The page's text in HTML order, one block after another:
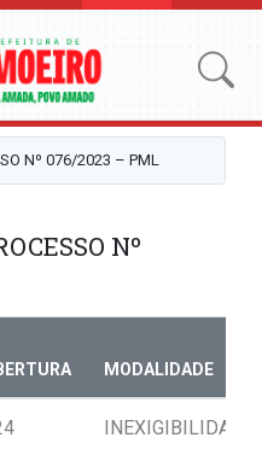
Nº 076/2023 – PML
Nº
MODALIDADE
INEXIGIBILIDADE